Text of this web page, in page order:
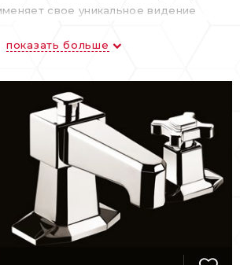
свое уникальное видение
новое произведение искусства,
или уникальное, празднуется
благоговейная дань уважения
прошлому, которое в
деталях тщательно
в соответствии с кодексом
совершенства, не
диктатам
Руки мастера-
лепят и полируют шедевр.
изделие подвергается особой
при производстве, когда
показать больше